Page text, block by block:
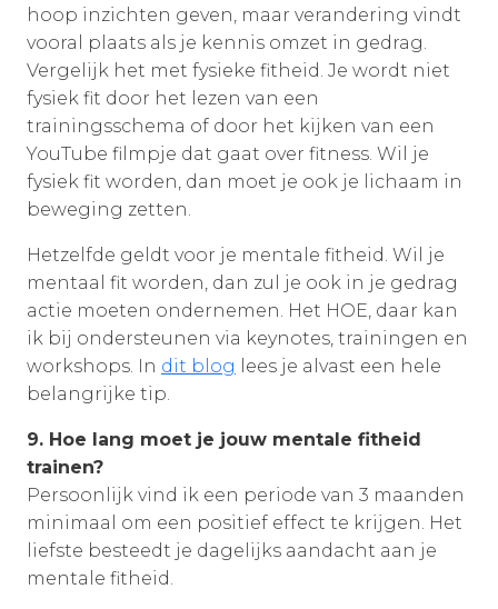
hoop inzichten geven, maar verandering vindt
vooral plaats als je kennis omzet in gedrag.
Vergelijk het met fysieke fitheid. Je wordt niet
fysiek fit door het lezen van een
trainingsschema of door het kijken van een
YouTube filmpje dat gaat over fitness. Wil je
fysiek fit worden, dan moet je ook je lichaam in
beweging zetten.
Hetzelfde geldt voor je mentale fitheid. Wil je
mentaal fit worden, dan zul je ook in je gedrag
actie moeten ondernemen. Het HOE, daar kan
ik bij ondersteunen via keynotes, trainingen en
workshops. In dit blog
lees je alvast een hele
belangrijke tip.
9. Hoe lang moet je jouw mentale fitheid
trainen?
Persoonlijk vind ik een periode van 3 maanden
minimaal om een positief effect te krijgen. Het
liefste besteedt je dagelijks aandacht aan je
mentale fitheid.